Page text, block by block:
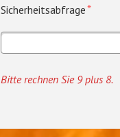
Pflichtfeld
Sicherheitsabfrage*Bitte
9
plus
Bitte rechnen Sie 9 plus 8.